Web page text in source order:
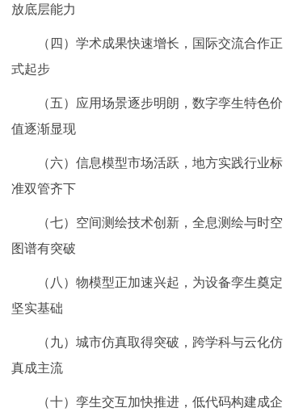
放底层能力
（四）学术成果快速增长，国际交流合作正
式起步
（五）应用场景逐步明朗，数字孪生特色价
值逐渐显现
（六）信息模型市场活跃，地方实践行业标
准双管齐下
（七）空间测绘技术创新，全息测绘与时空
图谱有突破
（八）物模型正加速兴起，为设备孪生奠定
坚实基础
（九）城市仿真取得突破，跨学科与云化仿
真成主流
（十）孪生交互加快推进，低代码构建成企